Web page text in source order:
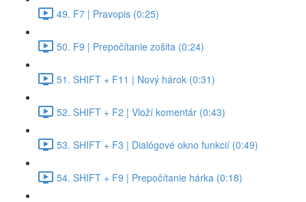
49. F7 | Pravopis (0:25)
50. F9 | Prepočítanie zošita (0:24)
51. SHIFT + F11 | Nový hárok (0:31)
52. SHIFT + F2 | Vloží komentár (0:43)
53. SHIFT + F3 | Dialógové okno funkcií (0:49)
54. SHIFT + F9 | Prepočítanie hárka (0:18)